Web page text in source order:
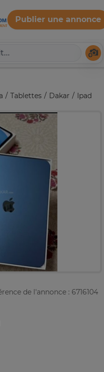
Publier une annonce
Tablettes Dakar Ipad
de l'annonce : 6716104